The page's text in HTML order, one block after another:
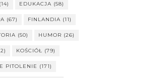
(14) EDUKACJA (58)
(67) FINLANDIA (11)
(50) HUMOR (26)
KOŚCIÓŁ (79)
PITOLENIE (171)